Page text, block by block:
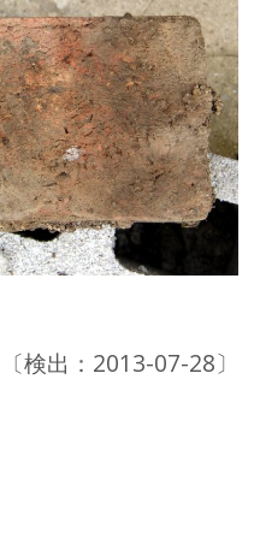
〔検出：2013-07-28〕